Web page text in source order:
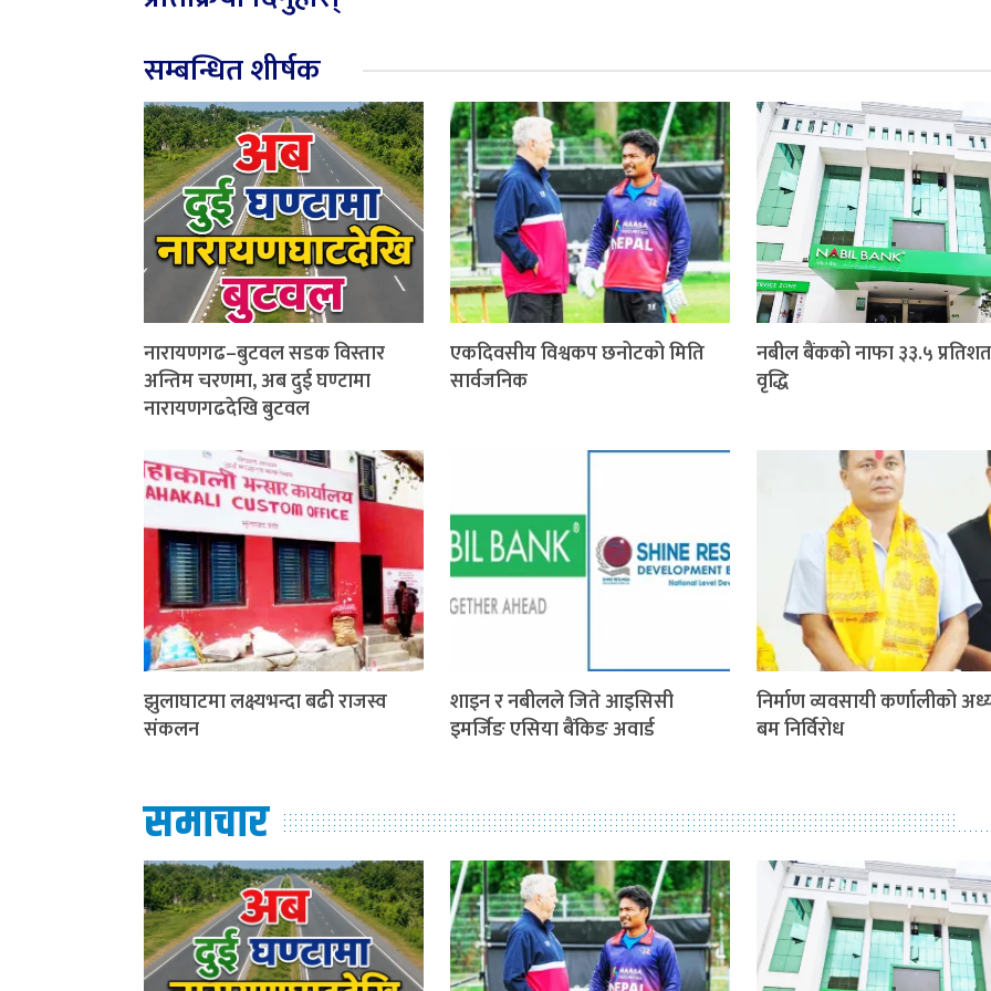
सम्बन्धित शीर्षक
नारायणगढ–बुटवल सडक विस्तार
अन्तिम चरणमा, अब दुई घण्टामा
नारायणगढदेखि बुटवल
एकदिवसीय विश्वकप छनोटको मिति
सार्वजनिक
नबील बैंकको नाफा ३३.५
वृद्धि
झुलाघाटमा लक्ष्यभन्दा बढी राजस्व
संकलन
शाइन र नबीलले जिते आइसिसी
इमर्जिङ एसिया बैंकिङ अवार्ड
निर्माण व्यवसायी कर्णालीको
बम निर्विरोध
समाचार